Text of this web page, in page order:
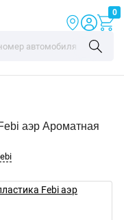
0
аэр Ароматная